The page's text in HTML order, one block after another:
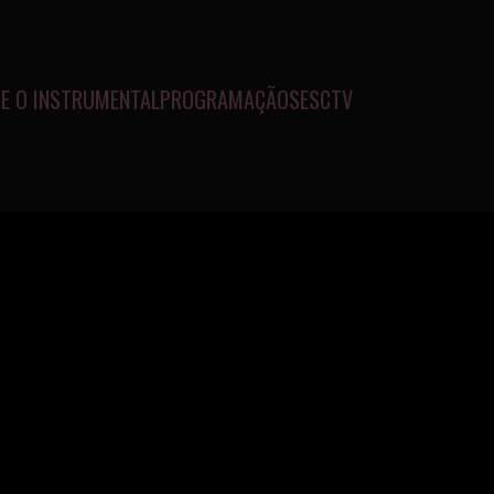
O INSTRUMENTALPROGRAMAÇÃOSESCTV